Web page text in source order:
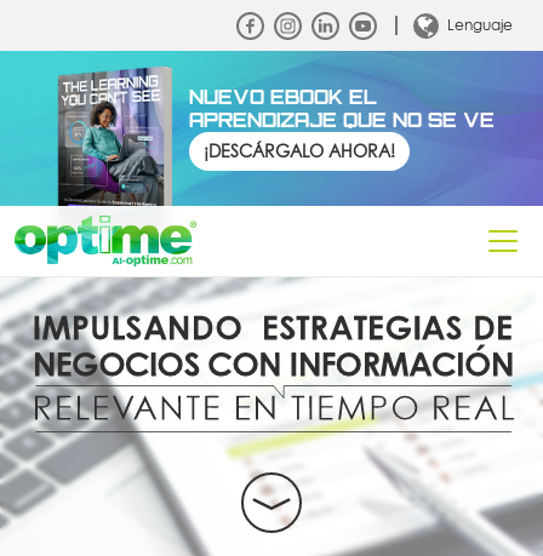
Lenguaje
NUEVO EBOOK EL
APRENDIZAJE QUE NO SE VE
¡DESCÁRGALO AHORA!